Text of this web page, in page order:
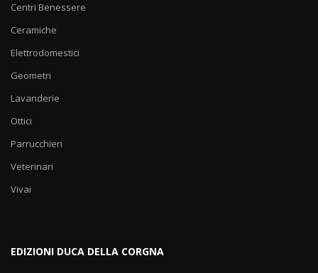
Centri Benessere
Ceramiche
Elettrodomestici
Geometri
Lavanderie
Ottici
Parrucchieri
Veterinari
Vivai
EDIZIONI DUCA DELLA CORGNA